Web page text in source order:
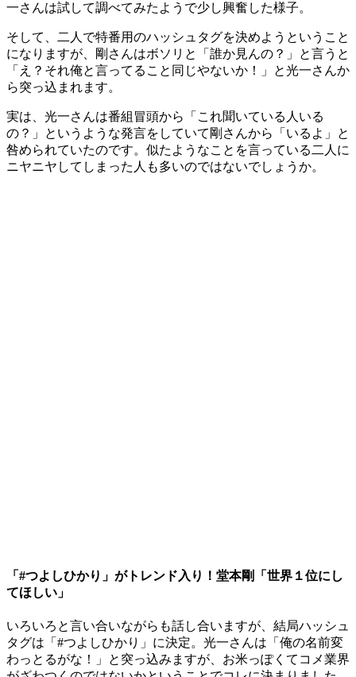
一さんは試して調べてみたようで少し興奮した様子。
そして、二人で特番用のハッシュタグを決めようということ
になりますが、剛さんはボソリと「誰か見んの？」と言うと
「え？それ俺と言ってること同じやないか！」と光一さんか
ら突っ込まれます。
実は、光一さんは番組冒頭から「これ聞いている人いる
の？」というような発言をしていて剛さんから「いるよ」と
咎められていたのです。似たようなことを言っている二人に
ニヤニヤしてしまった人も多いのではないでしょうか。
「#つよしひかり」がトレンド入り！堂本剛「世界１位にし
てほしい」
いろいろと言い合いながらも話し合いますが、結局ハッシュ
タグは「#つよしひかり」に決定。光一さんは「俺の名前変
わっとるがな！」と突っ込みますが、お米っぽくてコメ業界